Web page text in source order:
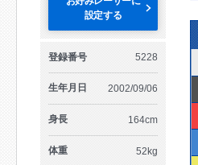
設定する
登録番号 5228
生年月日 2002/09/06
身長 164cm
体重 52kg